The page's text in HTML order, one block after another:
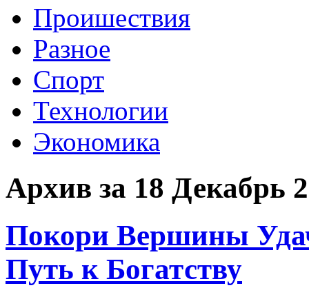
Проишествия
Разное
Спорт
Технологии
Экономика
Архив за 18 Декабрь
Покори Вершины
Путь к Богатству